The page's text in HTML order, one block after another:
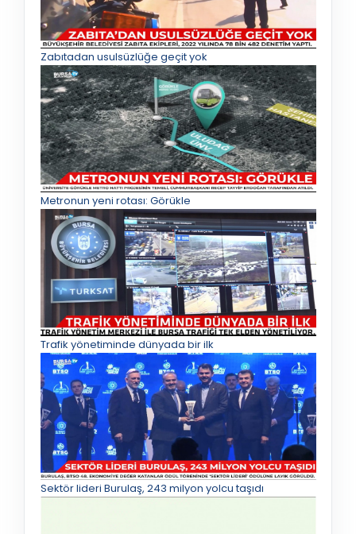
Zabıtadan usulsüzlüğe geçit yok
Metronun yeni rotası: Görükle
Trafik yönetiminde dünyada bir ilk
Sektör lideri Burulaş, 243 milyon yolcu taşıdı